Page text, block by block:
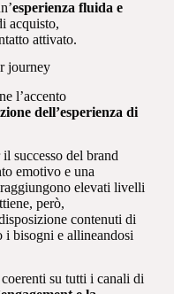
esperienza fluida e
acquisto,
attivato.
journey
l’accento
dell’esperienza di
successo del brand
emotivo e una
elevati livelli
però,
contenuti di
i bisogni e allineandosi
su tutti i canali di